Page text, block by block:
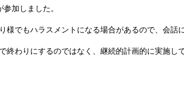
加しました。
様でもハラスメントになる場合があるので、会話
終わりにするのではなく、継続的計画的に実施し